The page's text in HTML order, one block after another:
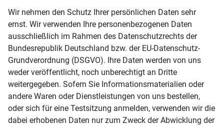
Wir nehmen den Schutz Ihrer persönlichen Daten sehr
ernst. Wir verwenden Ihre personenbezogenen Daten
ausschließlich im Rahmen des Datenschutzrechts der
Bundesrepublik Deutschland bzw. der EU-Datenschutz-
Grundverordnung (DSGVO). Ihre Daten werden von uns
weder veröffentlicht, noch unberechtigt an Dritte
weitergegeben. Sofern Sie Informationsmaterialien oder
andere Waren oder Dienstleistungen von uns bestellen,
oder sich für eine Testsitzung anmelden, verwenden wir die
dabei erhobenen Daten nur zum Zweck der Abwicklung der